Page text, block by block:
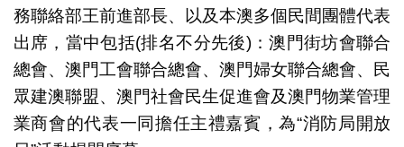
務聯絡部王前進部長、以及本澳多個民間團體代表
出席，當中包括(排名不分先後)：澳門街坊會聯合
總會、澳門工會聯合總會、澳門婦女聯合總會、民
眾建澳聯盟、澳門社會民生促進會及澳門物業管理
業商會的代表一同擔任主禮嘉賓，為“消防局開放